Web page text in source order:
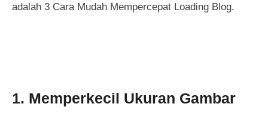
adalah 3 Cara Mudah Mempercepat Loading Blog.
1. Memperkecil Ukuran Gambar